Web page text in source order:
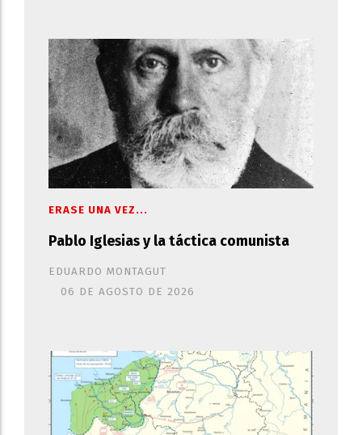
Pablo Iglesias y la táctica comunista
EDUARDO MONTAGUT
ERASE UNA VEZ...
06 DE AGOSTO DE 2026